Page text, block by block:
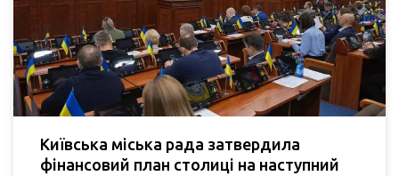
Київська міська рада затвердила
фінансовий план столиці на наступний